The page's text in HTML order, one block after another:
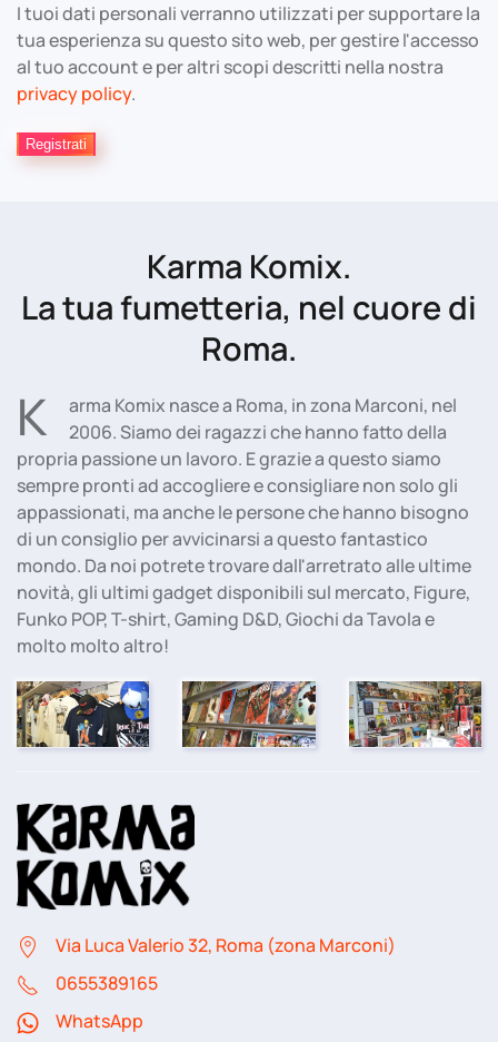
I tuoi dati personali verranno utilizzati per supportare la
tua esperienza su questo sito web, per gestire l'accesso
al tuo account e per altri scopi descritti nella nostra
privacy policy.
Registrati
Karma Komix.
La tua fumetteria, nel cuore di
Roma.
K
arma Komix nasce a Roma, in zona Marconi, nel
2006. Siamo dei ragazzi che hanno fatto della
propria passione un lavoro. E grazie a questo siamo
sempre pronti ad accogliere e consigliare non solo gli
appassionati, ma anche le persone che hanno bisogno
di un consiglio per avvicinarsi a questo fantastico
mondo. Da noi potrete trovare dall'arretrato alle ultime
novità, gli ultimi gadget disponibili sul mercato, Figure,
Funko POP, T-shirt, Gaming D&D, Giochi da Tavola e
molto molto altro!
Via Luca Valerio 32, Roma (zona Marconi)
0655389165
WhatsApp